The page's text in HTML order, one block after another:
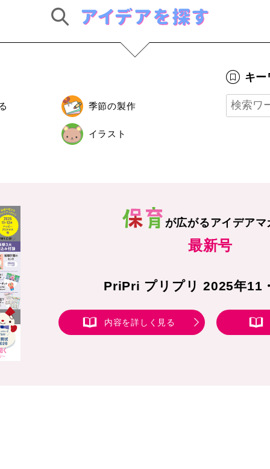
季節の製作
イラスト
キー
が広がるアイデアマ
最新号
PriPri プリプリ 2025年11
内容を詳しく見る